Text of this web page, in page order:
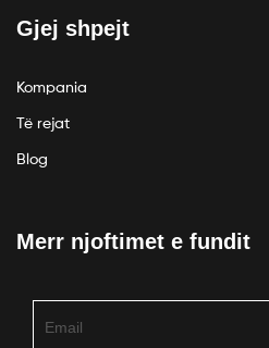
Gjej shpejt
Kompania
Të rejat
Blog
Merr njoftimet e fundit